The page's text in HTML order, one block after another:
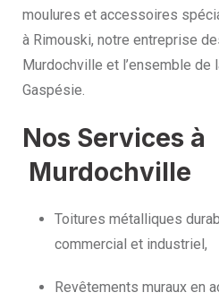
moulures et accessoires
à Rimouski, notre entreprise
Murdochville et l’ensemble de
Gaspésie.
Nos Services à
Murdochville
Toitures métalliques
commercial et industriel,
Revêtements muraux en